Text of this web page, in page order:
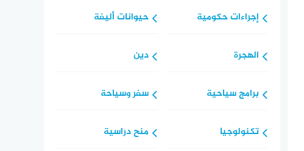
إجراءات حكومية
الهجرة
برامج سياحية
تكنولوجيا
حيوانات أليفة
دين
سفر وسياحة
منح دراسية